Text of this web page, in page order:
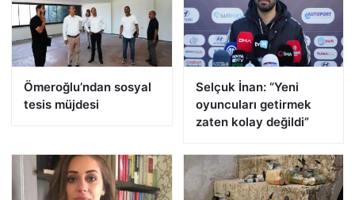
Ömeroğlu’ndan sosyal
tesis müjdesi
Selçuk İnan: “Yeni
oyuncuları getirmek
zaten kolay değildi”